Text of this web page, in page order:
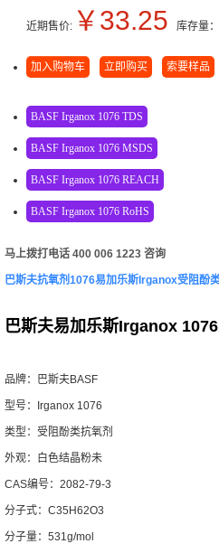
近期售价: ￥33.25 库存量：
加入购物车 立即购买 索要样品
BASF Irganox 1076 TDS
BASF Irganox 1076 MSDS
BASF Irganox 1076 REACH
BASF Irganox 1076 RoHS
马上拨打电话 400 006 1223 咨询
巴斯夫抗氧剂1076易加乐斯Irganox受阻酚
巴斯夫易加乐斯Irganox
品牌：巴斯夫BASF
型号：Irganox 1076
类型：受阻酚类抗氧剂
外观：白色结晶粉未
CAS编号：2082-79-3
分子式：C35H62O3
分子量：531g/mol